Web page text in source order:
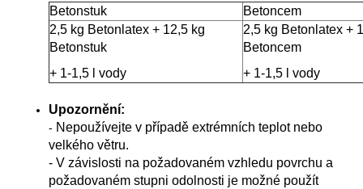
Betonstuk
Betoncem
2,5 kg Betonlatex + 12,5 kg
Betonstuk
+ 1-1,5 l vody
2,5 kg Betonlatex +
Betoncem
+ 1-1,5 l vody
Upozornění:
- Nepoužívejte v případě extrémních teplot nebo
velkého větru.
- V závislosti na požadovaném vzhledu povrchu a
požadovaném stupni odolnosti je možné použít